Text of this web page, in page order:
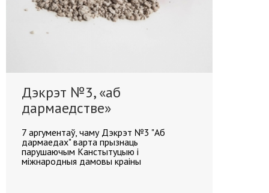
Дэкрэт №3, «аб
дармаедстве»
7 аргументаў, чаму Дэкрэт №3 "Аб
дармаедах" варта прызнаць
парушаючым Канстытуцыю і
міжнародныя дамовы краіны